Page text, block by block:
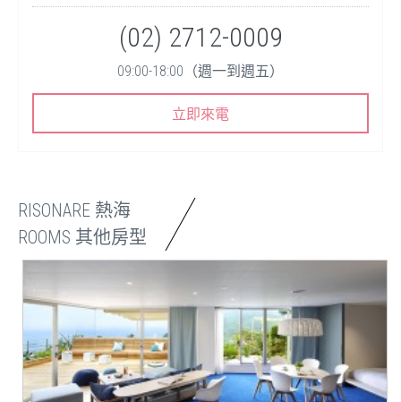
(02) 2712-0009
09:00-18:00（週一到週五）
立即來電
RISONARE 熱海
ROOMS 其他房型